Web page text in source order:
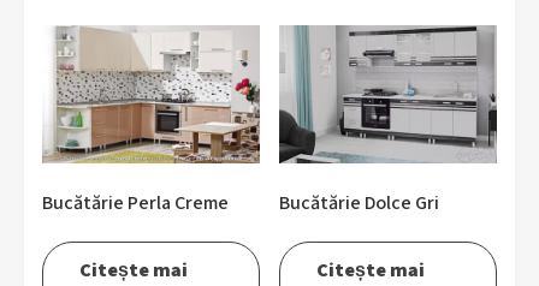
Bucătărie Perla Creme
Citește mai
Bucătărie Dolce Gri
Citește mai